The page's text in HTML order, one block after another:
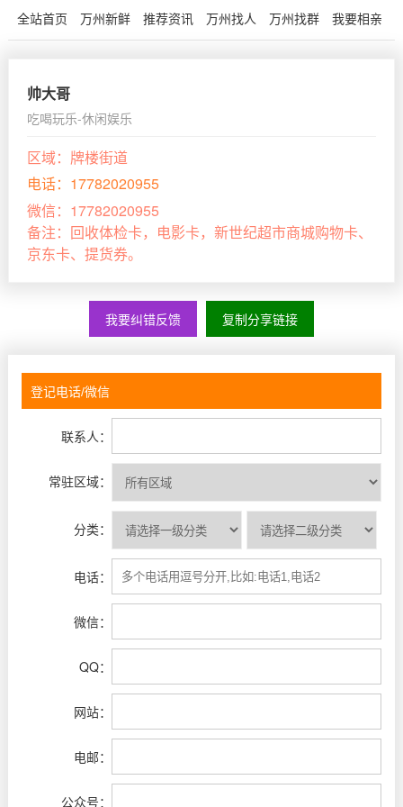
全站首页 万州新鲜 推荐资讯 万州找人 万州找群 我要相亲
帅大哥
吃喝玩乐-休闲娱乐
区域： 牌楼街道
电话： 17782020955
微信： 17782020955
备注： 回收体检卡，电影卡，新世纪超市商城购物卡、
京东卡、提货券。
我要纠错反馈 复制分享链接
联系人：
常驻区域：
分类：
电话：
微信：
QQ：
网站：
电邮：
公众号：